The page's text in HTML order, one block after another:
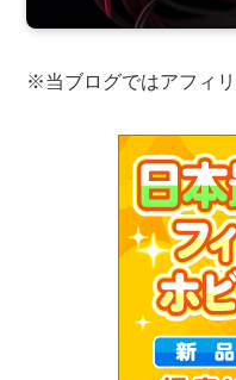
※当ブログではアフィ